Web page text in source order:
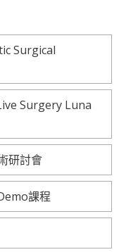
Surgical
Surgery Luna
研討會
課程